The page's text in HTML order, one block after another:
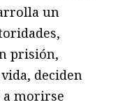
un
prisión,
deciden
a morirse